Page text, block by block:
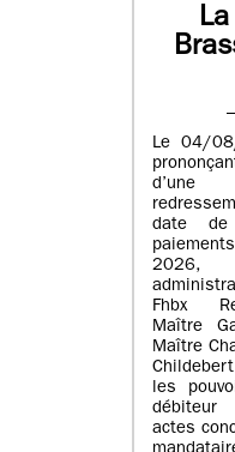
Le 04/
d’une
date de
Fhbx
Maître
Maître
les
actes